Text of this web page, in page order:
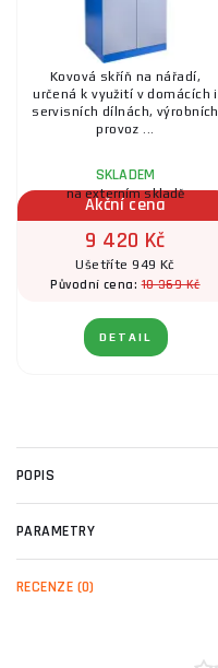
Kovová skříň na nářadí,
určená k využití v domácích i
servisních dílnách, výrobních
provoz ...
SKLADEM
na externím skladě
Akční cena
9 420 Kč
Ušetříte 949 Kč
Původní cena:10 369 Kč
DETAIL
POPIS
PARAMETRY
RECENZE (0)